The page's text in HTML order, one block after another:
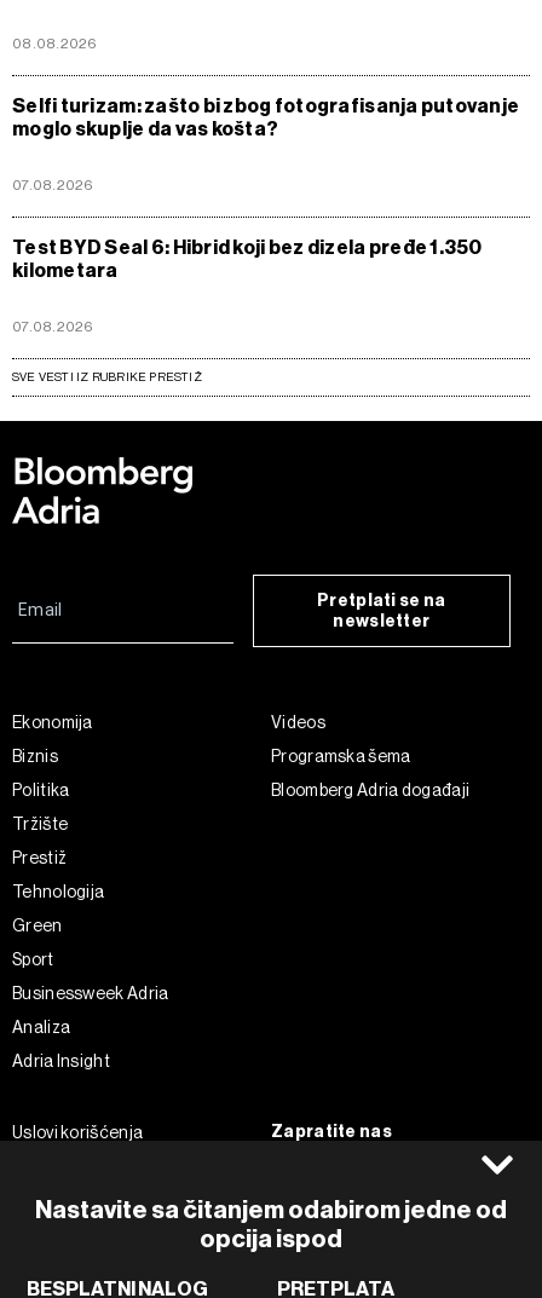
08.08.2026
Selfi turizam: zašto bi zbog fotografisanja putovanje
moglo skuplje da vas košta?
07.08.2026
Test BYD Seal 6: Hibrid koji bez dizela pređe 1.350
kilometara
07.08.2026
SVE VESTI IZ RUBRIKE PRESTIŽ
Nastavite sa čitanjem odabirom jedne od
opcija ispod
BESPLATNI NALOG PRETPLATA
Pretplati se na
newsletter
Ekonomija
Biznis
Politika
Tržište
Prestiž
Tehnologija
Green
Sport
Businessweek Adria
Analiza
Adria Insight
Videos
Programska šema
Bloomberg Adria događaji
Uslovi korišćenja
Impressum
Zapratite nas
Instagram
Twitter